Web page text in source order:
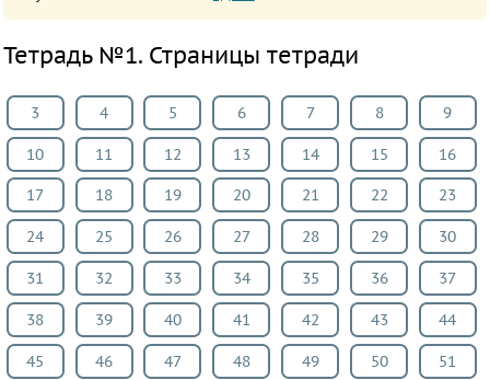
Математика
Английский
Русский
язык
Немецкий
язык
Белорусский
язык
Французский
язык
Информатика
Тетрадь №1. Страницы тетради
3 4 5 6 7 8 9
10 11 12 13 14 15 16
17 18 19 20 21 22 23
24 25 26 27 28 29 30
31 32 33 34 35 36 37
38 39 40 41 42 43 44
45 46 47 48 49 50 51